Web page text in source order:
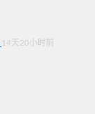
14天20小时前